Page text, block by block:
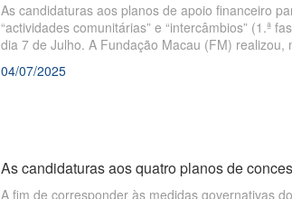
As candidaturas aos planos de apoio financeiro
“actividades comunitárias” e “intercâmbios” (1.ª
dia 7 de Julho. A Fundação Macau (FM)
para instrução do processo de candidatura para
de associações interessadas.
04/07/2025
As candidaturas aos quatro planos de
A fim de corresponder às medidas governativas